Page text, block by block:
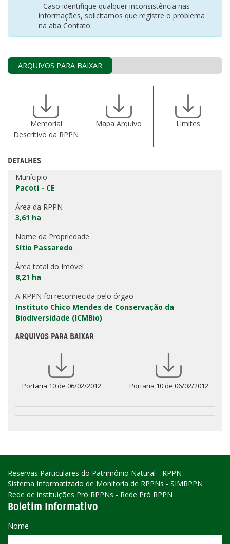
- Caso identifique qualquer inconsistência nas
informações, solicitamos que registre o problema
na aba Contato.
ARQUIVOS PARA BAIXAR
Memorial
Descritivo da RPPN
Mapa Arquivo Limites
DETALHES
Munícipio
Pacoti - CE
Área da RPPN
3,61 ha
Nome da Propriedade
Sítio Passaredo
Área total do Imóvel
8,21 ha
A RPPN foi reconhecida pelo órgão
Instituto Chico Mendes de Conservação da
Biodiversidade (ICMBio)
ARQUIVOS PARA BAIXAR
Portaria 10 de 06/02/2012 Portaria 10 de 06/02/2012
Reservas Particulares do Patrimônio Natural - RPPN
Sistema Informatizado de Monitoria de RPPNs - SIMRPPN
Rede de instituições Pró RPPNs - Rede Pró RPPN
Boletim Informativo
Nome